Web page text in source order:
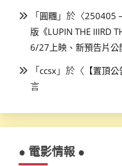
「圓糰 」於〈250405
版《LUPIN THE IIIRD
6/27上映、新預告片公
「ccsx 」於〈 【置頂
言
● 電影情報 ●